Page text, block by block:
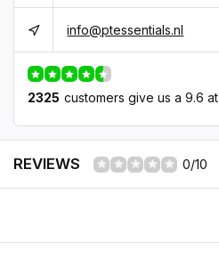
info@ptessentials.nl
2325 customers give us a 9.6 at
REVIEWS 0/10